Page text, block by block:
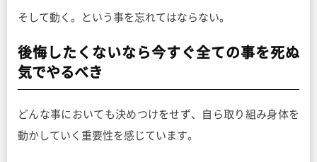
そして動く。という事を忘れてはならない。
後悔したくないなら今すぐ全ての事を死ぬ
気でやるべき
どんな事においても決めつけをせず、自ら取り組み身体を
動かしていく重要性を感じています。